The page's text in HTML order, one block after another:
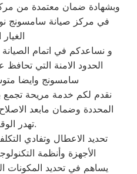
وبشهادة ضمان معتمدة من
في مركز صيانة سامسونج
و نساعدكم في اتمام الصيانة
الحدود الامنة التي تحافظ
سامسونج وايضا
نقدم لكم خدمة مريحة تجمع
المحددة وضمان مابعد
تهدر الوقت والمال.
تحديد الاعطال وتفادي
الأجهزة وأنظمة
يساهم في تحديد المكونات